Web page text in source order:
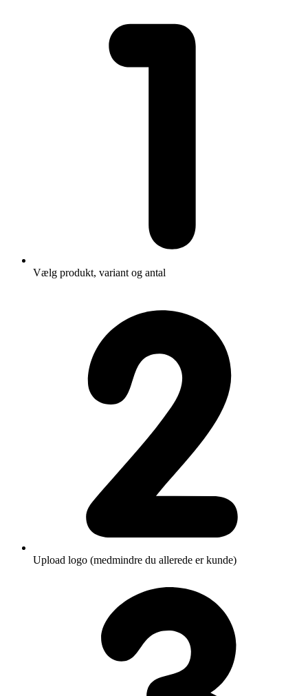
Vælg produkt, variant og antal
Upload logo (medmindre du allerede er kunde)